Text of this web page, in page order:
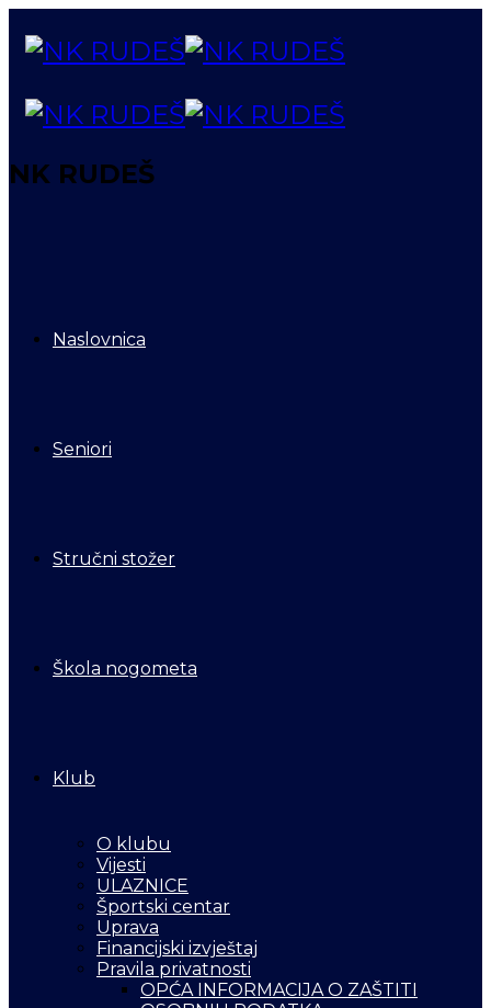
NK RUDEŠ
Naslovnica
Seniori
Stručni stožer
Škola nogometa
Klub
O klubu
Vijesti
ULAZNICE
Športski centar
Uprava
Financijski izvještaj
Pravila privatnosti
OPĆA INFORMACIJA O ZAŠTITI